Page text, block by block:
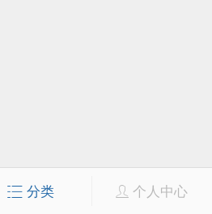
分类 个人中心